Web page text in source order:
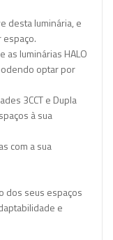
desta luminária, e
as luminárias HALO
optar por
3CCT e Dupla
à sua
com a sua
dos seus espaços
e